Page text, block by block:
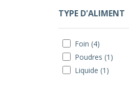
TYPE D'ALIMENT
Foin (4)
Poudres (1)
Liquide (1)